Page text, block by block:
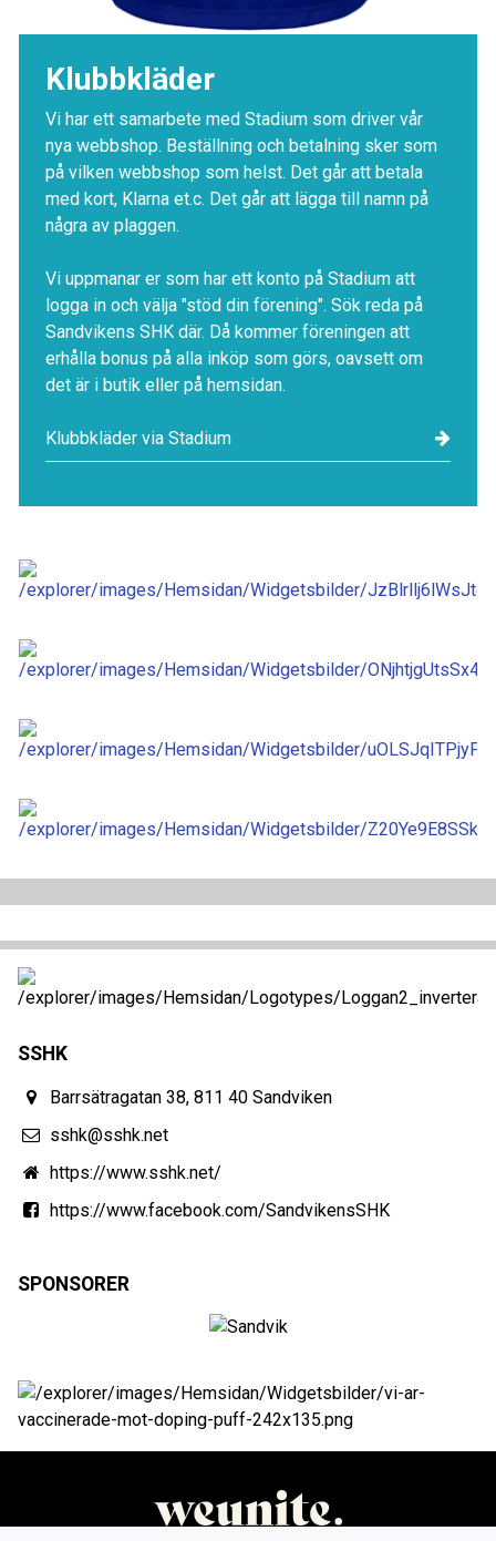
Klubbkläder
Vi har ett samarbete med Stadium som driver vår
nya webbshop. Beställning och betalning sker som
på vilken webbshop som helst. Det går att betala
med kort, Klarna et.c. Det går att lägga till namn på
några av plaggen.
Vi uppmanar er som har ett konto på Stadium att
logga in och välja "stöd din förening". Sök reda på
Sandvikens SHK där. Då kommer föreningen att
erhålla bonus på alla inköp som görs, oavsett om
det är i butik eller på hemsidan.
Klubbkläder via Stadium
SSHK
Barrsätragatan 38, 811 40 Sandviken
sshk@sshk.net
https://www.sshk.net/
https://www.facebook.com/SandvikensSHK
SPONSORER